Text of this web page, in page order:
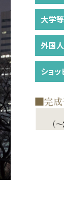
大学
外国
ショ